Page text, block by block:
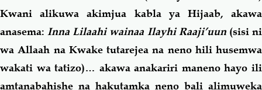
Kwani alikuwa akimjua kabla ya Hijaab, akawa
anasema:Inna Lilaahi wainaa Ilayhi Raaji’uun(sisi ni
wa Allaah na Kwake tutarejea na neno hili husemwa
wakati wa tatizo)… akawa anakariri maneno hayo ili
amtanabahishe na hakutamka neno bali alimuweka